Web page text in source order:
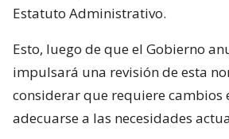
Estatuto Administrativo.
Esto, luego de que el Gobierno
impulsará una revisión de esta
considerar que requiere cambios
adecuarse a las necesidades